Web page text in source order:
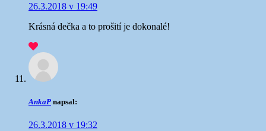
26.3.2018 v 19:49
Krásná dečka a to prošití je dokonalé!
AnkaP napsal:
26.3.2018 v 19:32